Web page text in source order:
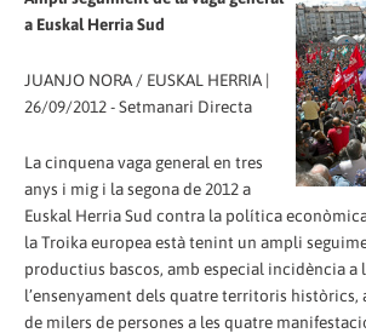
a Euskal Herria Sud
JUANJO NORA / EUSKAL HERRIA |
26/09/2012 - Setmanari Directa
La cinquena vaga general en tres
anys i mig i la segona de 2012 a
Euskal Herria Sud contra la política
la Troika europea està tenint un ampli
productius bascos, amb especial incidència a
l’ensenyament dels quatre territoris històrics,
de milers de persones a les quatre